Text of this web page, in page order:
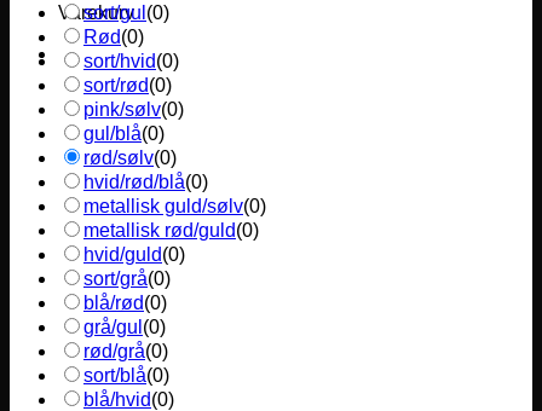
Varekurv
sort/gul (0)
Rød(0)
sort/hvid(0)
sort/rød(0)
pink/sølv(0)
gul/blå(0)
rød/sølv(0)
hvid/rød/blå(0)
metallisk guld/sølv(0)
metallisk rød/guld(0)
hvid/guld(0)
sort/grå(0)
blå/rød(0)
grå/gul (0)
rød/grå(0)
sort/blå(0)
blå/hvid(0)